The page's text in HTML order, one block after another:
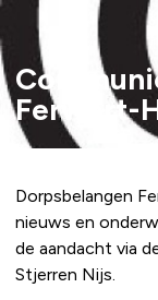
Ferwert-
Dorpsbelangen
nieuws en
de aandacht via
Stjerren Nijs.